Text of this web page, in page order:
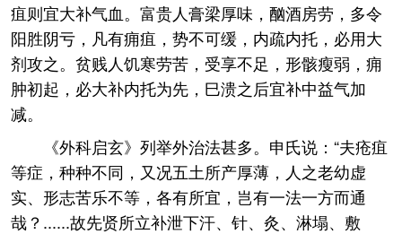
疽则宜大补气血。富贵人膏梁厚味，酗酒房劳，多令
阳胜阴亏，凡有痈疽，势不可缓，内疏内托，必用大
剂攻之。贫贱人饥寒劳苦，受享不足，形骸瘦弱，痈
肿初起，必大补内托为先，巳溃之后宜补中益气加
减。
《外科启玄》列举外治法甚多。申氏说：“夫疮疽
等症，种种不同，又况五土所产厚薄，人之老幼虚
实、形志苦乐不等，各有所宜，岂有一法一方而通
哉？......故先贤所立补泄下汗、针、灸、淋塌、敷